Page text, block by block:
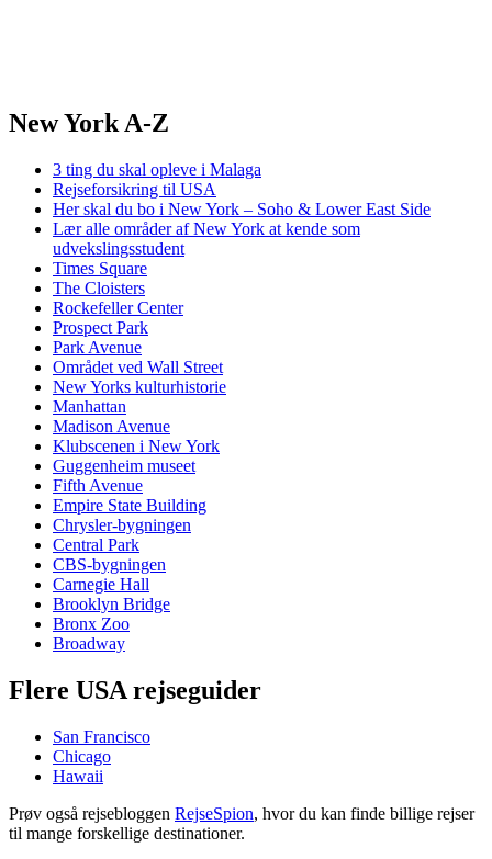
New York A-Z
3 ting du skal opleve i Malaga
Rejseforsikring til USA
Her skal du bo i New York – Soho & Lower East Side
Lær alle områder af New York at kende som
udvekslingsstudent
Times Square
The Cloisters
Rockefeller Center
Prospect Park
Park Avenue
Området ved Wall Street
New Yorks kulturhistorie
Manhattan
Madison Avenue
Klubscenen i New York
Guggenheim museet
Fifth Avenue
Empire State Building
Chrysler-bygningen
Central Park
CBS-bygningen
Carnegie Hall
Brooklyn Bridge
Bronx Zoo
Broadway
Flere USA rejseguider
San Francisco
Chicago
Hawaii
Prøv også rejsebloggen RejseSpion, hvor du kan finde billige rejser
til mange forskellige destinationer.